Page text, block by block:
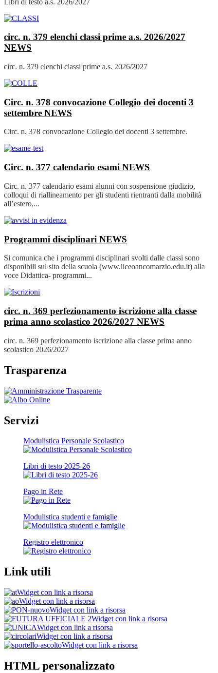
circ. n. 379 elenchi classi prime a.s. 2026/2027
NEWS
circ. n. 379 elenchi classi prime a.s. 2026/2027
Circ. n. 378 convocazione Collegio dei docenti 3
settembre NEWS
Circ. n. 378 convocazione Collegio dei docenti 3 settembre.
Circ. n. 377 calendario esami NEWS
Circ. n. 377 calendario esami alunni con sospensione giudizio,
colloqui di riallineamento per gli studenti rientranti dalla mobilità
all’estero,...
Programmi disciplinari NEWS
Si comunica che i programmi disciplinari svolti dalle classi sono
disponibili sul sito della scuola (www.liceoancomarzio.edu.it) alla
voce Didattica- programmi...
circ. n. 369 perfezionamento iscrizione alla classe
prima anno scolastico 2026/2027 NEWS
circ. n. 369 perfezionamento iscrizione alla classe prima anno
scolastico 2026/2027
Trasparenza
Servizi
Modulistica Personale Scolastico
Libri di testo 2025-26
Pago in Rete
Modulistica studenti e famiglie
Registro elettronico
Link utili
Widget con link a risorsa
Widget con link a risorsa
Widget con link a risorsa
Widget con link a risorsa
Widget con link a risorsa
Widget con link a risorsa
Widget con link a risorsa
HTML personalizzato